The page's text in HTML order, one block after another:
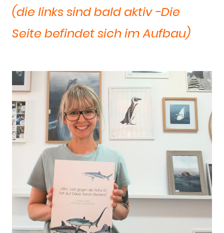
(die links sind bald aktiv -Die
Seite befindet sich im Aufbau)